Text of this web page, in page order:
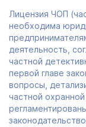
Лицензия ЧОП
необходима
деятельность,
частной
первой главе
вопросы,
частной